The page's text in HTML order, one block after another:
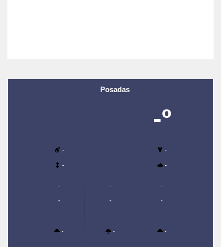
Posadas
-º
- -
- -
-
-
-
-
-
-
-
-
-